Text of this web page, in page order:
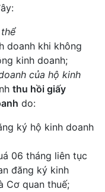
doanh khi không
kinh doanh;
của hộ kinh
thu hồi giấy
do:
ký hộ kinh doanh
06 tháng liên tục
đăng ký kinh
Cơ quan thuế;